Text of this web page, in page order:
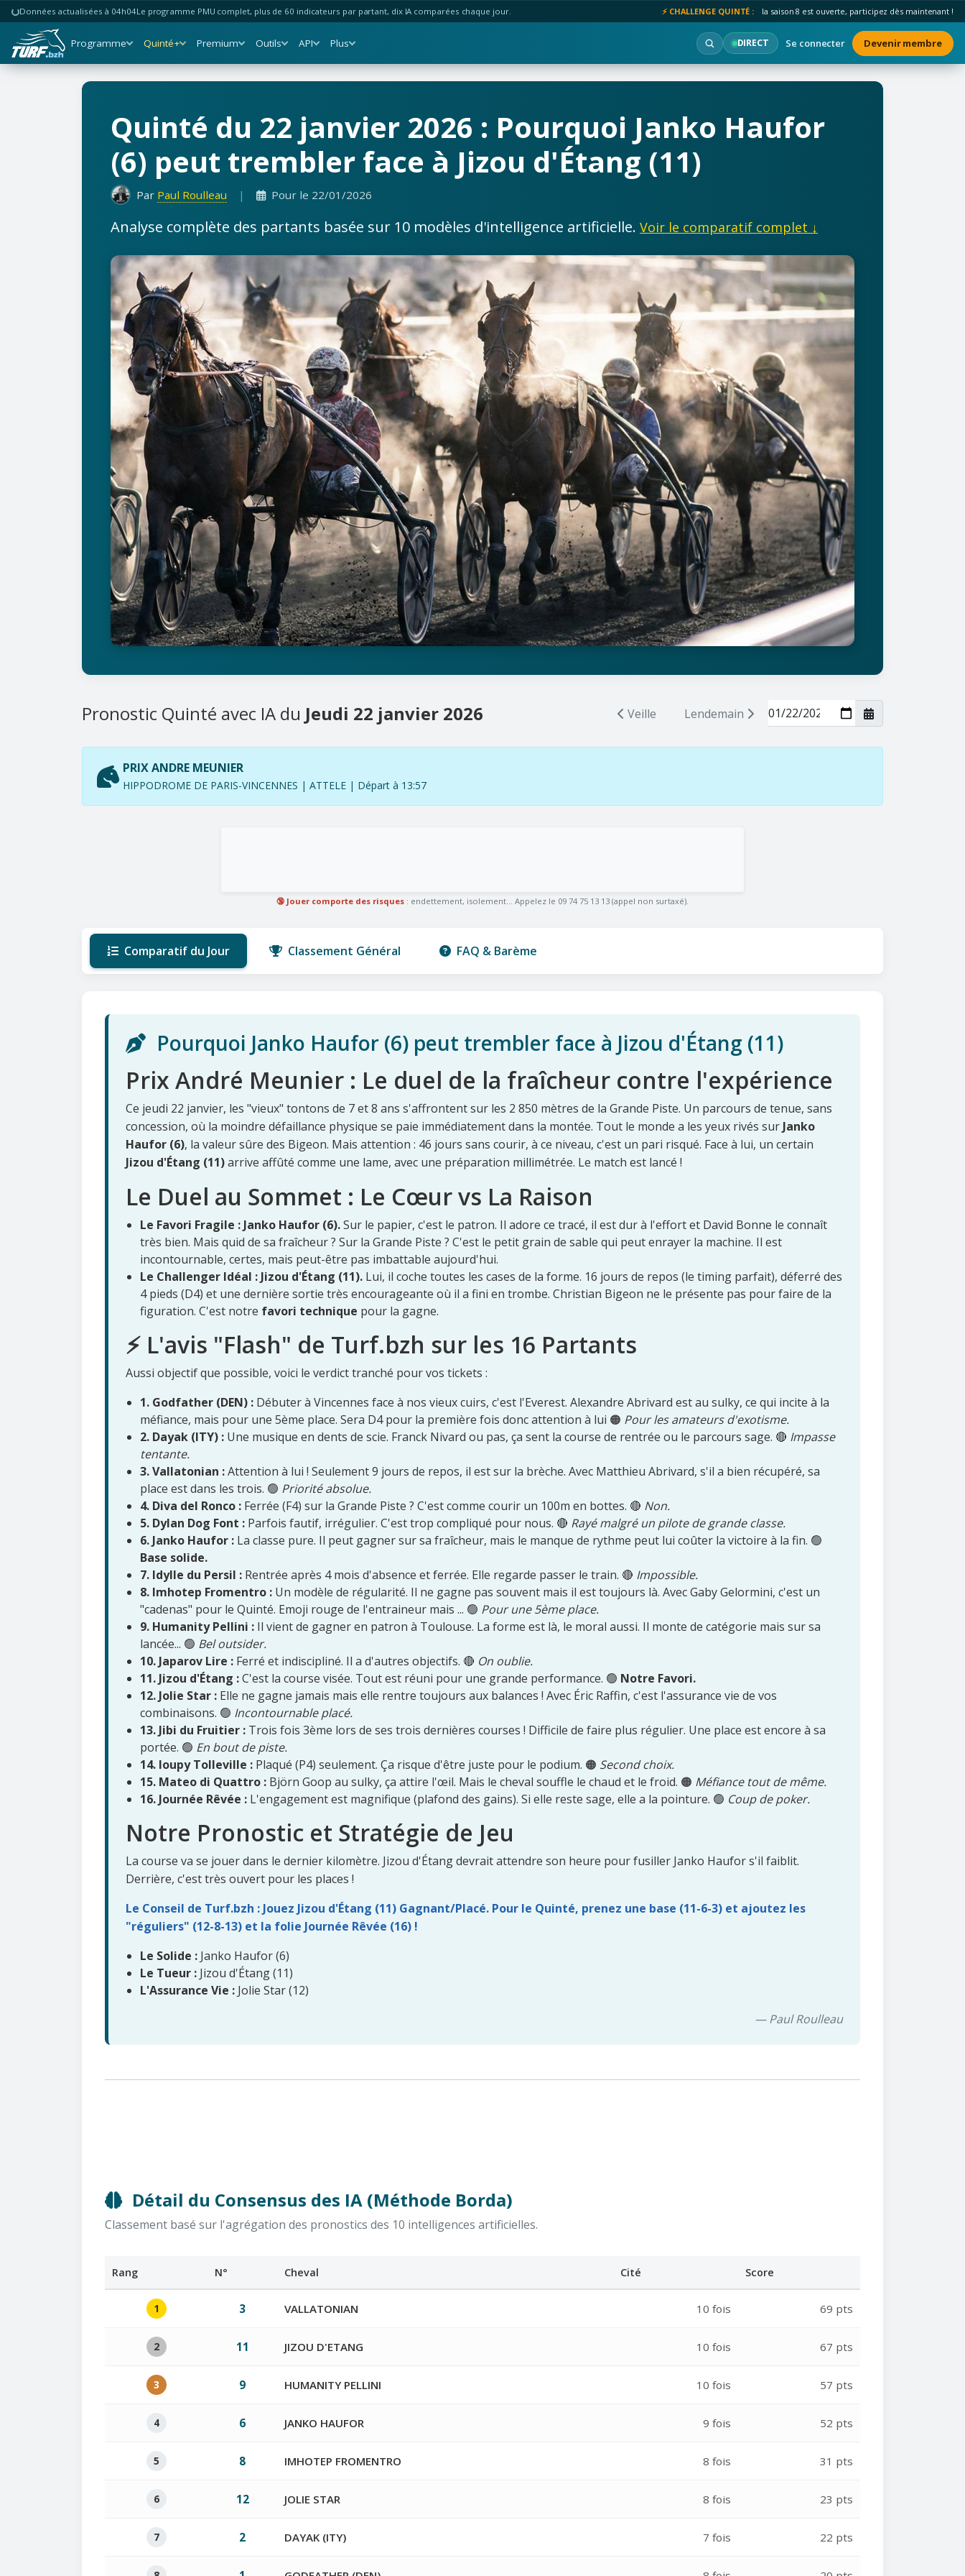
Données actualisées à 04h04Le programme PMU complet, plus de 60 indicateurs par partant, dix IA comparées chaque jour. ⚡ CHALLENGE QUINTÉ : la saison 8 est ouverte, participez dès maintenant !
Programme Quinté+ Premium Outils API Plus DIRECT Se connecter Devenir membre
Quinté du 22 janvier 2026 : Pourquoi Janko Haufor
(6) peut trembler face à Jizou d'Étang (11)
Par Paul Roulleau | Pour le 22/01/2026
Analyse complète des partants basée sur 10 modèles d'intelligence artificielle. Voir le comparatif complet ↓
Pronostic Quinté avec IA du Jeudi 22 janvier 2026 Veille Lendemain
PRIX ANDRE MEUNIER
HIPPODROME DE PARIS-VINCENNES | ATTELE | Départ à 13:57
🔞 Jouer comporte des risques : endettement, isolement... Appelez le 09 74 75 13 13 (appel non surtaxé).
Comparatif du Jour Classement Général FAQ & Barème
Pourquoi Janko Haufor (6) peut trembler face à Jizou d'Étang (11)
Prix André Meunier : Le duel de la fraîcheur contre l'expérience
Ce jeudi 22 janvier, les "vieux" tontons de 7 et 8 ans s'affrontent sur les 2 850 mètres de la Grande Piste. Un parcours de tenue, sans
concession, où la moindre défaillance physique se paie immédiatement dans la montée. Tout le monde a les yeux rivés sur Janko
Haufor (6), la valeur sûre des Bigeon. Mais attention : 46 jours sans courir, à ce niveau, c'est un pari risqué. Face à lui, un certain
Jizou d'Étang (11)arrive affûté comme une lame, avec une préparation millimétrée. Le match est lancé !
Le Duel au Sommet : Le Cœur vs La Raison
Le Favori Fragile : Janko Haufor (6).Sur le papier, c'est le patron. Il adore ce tracé, il est dur à l'effort et David Bonne le connaît
très bien. Mais quid de sa fraîcheur ? Sur la Grande Piste ? C'est le petit grain de sable qui peut enrayer la machine. Il est
incontournable, certes, mais peut-être pas imbattable aujourd'hui.
Le Challenger Idéal : Jizou d'Étang (11). Lui, il coche toutes les cases de la forme. 16 jours de repos (le timing parfait), déferré des
4 pieds (D4) et une dernière sortie très encourageante où il a fini en trombe. Christian Bigeon ne le présente pas pour faire de la
figuration. C'est notre favori technique pour la gagne.
⚡ L'avis "Flash" de Turf.bzh sur les 16 Partants
Aussi objectif que possible, voici le verdict tranché pour vos tickets :
1. Godfather (DEN) : Débuter à Vincennes face à nos vieux cuirs, c'est l'Everest. Alexandre Abrivard est au sulky, ce qui incite à la
méfiance, mais pour une 5ème place. Sera D4 pour la première fois donc attention à lui 🟠 Pour les amateurs d'exotisme.
2. Dayak (ITY) : Une musique en dents de scie. Franck Nivard ou pas, ça sent la course de rentrée ou le parcours sage. 🔴 Impasse
tentante.
3. Vallatonian :Attention à lui ! Seulement 9 jours de repos, il est sur la brèche. Avec Matthieu Abrivard, s'il a bien récupéré, sa
place est dans les trois. 🟢 Priorité absolue.
4. Diva del Ronco : Ferrée (F4) sur la Grande Piste ? C'est comme courir un 100m en bottes. 🔴 Non.
5. Dylan Dog Font : Parfois fautif, irrégulier. C'est trop compliqué pour nous. 🔴 Rayé malgré un pilote de grande classe.
6. Janko Haufor : La classe pure. Il peut gagner sur sa fraîcheur, mais le manque de rythme peut lui coûter la victoire à la fin. 🟢
Base solide.
7. Idylle du Persil : Rentrée après 4 mois d'absence et ferrée. Elle regarde passer le train. 🔴 Impossible.
8. Imhotep Fromentro : Un modèle de régularité. Il ne gagne pas souvent mais il est toujours là. Avec Gaby Gelormini, c'est un
"cadenas" pour le Quinté. Emoji rouge de l'entraineur mais ... 🟢 Pour une 5ème place.
9. Humanity Pellini : Il vient de gagner en patron à Toulouse. La forme est là, le moral aussi. Il monte de catégorie mais sur sa
lancée... 🟢 Bel outsider.
10. Japarov Lire : Ferré et indiscipliné. Il a d'autres objectifs. 🔴 On oublie.
11. Jizou d'Étang :C'est la course visée. Tout est réuni pour une grande performance. 🟢 Notre Favori.
12. Jolie Star : Elle ne gagne jamais mais elle rentre toujours aux balances ! Avec Éric Raffin, c'est l'assurance vie de vos
combinaisons. 🟢 Incontournable placé.
13. Jibi du Fruitier : Trois fois 3ème lors de ses trois dernières courses ! Difficile de faire plus régulier. Une place est encore à sa
portée. 🟢 En bout de piste.
14. Ioupy Tolleville : Plaqué (P4) seulement. Ça risque d'être juste pour le podium. 🟠 Second choix.
15. Mateo di Quattro : Björn Goop au sulky, ça attire l'œil. Mais le cheval souffle le chaud et le froid. 🟠 Méfiance tout de même.
16. Journée Rêvée : L'engagement est magnifique (plafond des gains). Si elle reste sage, elle a la pointure. 🟢 Coup de poker.
Notre Pronostic et Stratégie de Jeu
La course va se jouer dans le dernier kilomètre. Jizou d'Étang devrait attendre son heure pour fusiller Janko Haufor s'il faiblit.
Derrière, c'est très ouvert pour les places !
Le Conseil de Turf.bzh : Jouez Jizou d'Étang (11) Gagnant/Placé. Pour le Quinté, prenez une base (11-6-3) et ajoutez les
"réguliers" (12-8-13) et la folie Journée Rêvée (16) !
Le Solide : Janko Haufor (6)
Le Tueur : Jizou d'Étang (11)
L'Assurance Vie : Jolie Star (12)
— Paul Roulleau
Détail du Consensus des IA (Méthode Borda)
Classement basé sur l'agrégation des pronostics des 10 intelligences artificielles.
Rang N° Cheval Cité Score
1 3 VALLATONIAN 10 fois 69 pts
2 11 JIZOU D'ETANG 10 fois 67 pts
3 9 HUMANITY PELLINI 10 fois 57 pts
4 6 JANKO HAUFOR 9 fois 52 pts
5 8 IMHOTEP FROMENTRO 8 fois 31 pts
6 12 JOLIE STAR 8 fois 23 pts
7 2 DAYAK (ITY) 7 fois 22 pts